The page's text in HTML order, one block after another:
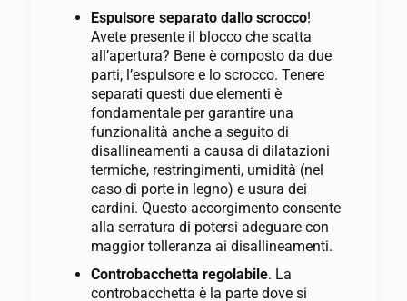
Espulsore separato dallo scrocco!
Avete presente il blocco che scatta
all’apertura? Bene è composto da due
parti, l’espulsore e lo scrocco. Tenere
separati questi due elementi è
fondamentale per garantire una
funzionalità anche a seguito di
disallineamenti a causa di dilatazioni
termiche, restringimenti, umidità (nel
caso di porte in legno) e usura dei
cardini. Questo accorgimento consente
alla serratura di potersi adeguare con
maggior tolleranza ai disallineamenti.
Controbacchetta regolabile. La
controbacchetta è la parte dove si